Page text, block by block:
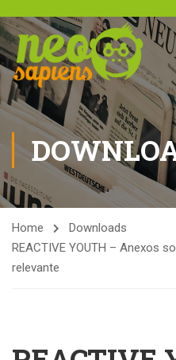
Home
Downloads
REACTIVE YOUTH – Anexos
relevante